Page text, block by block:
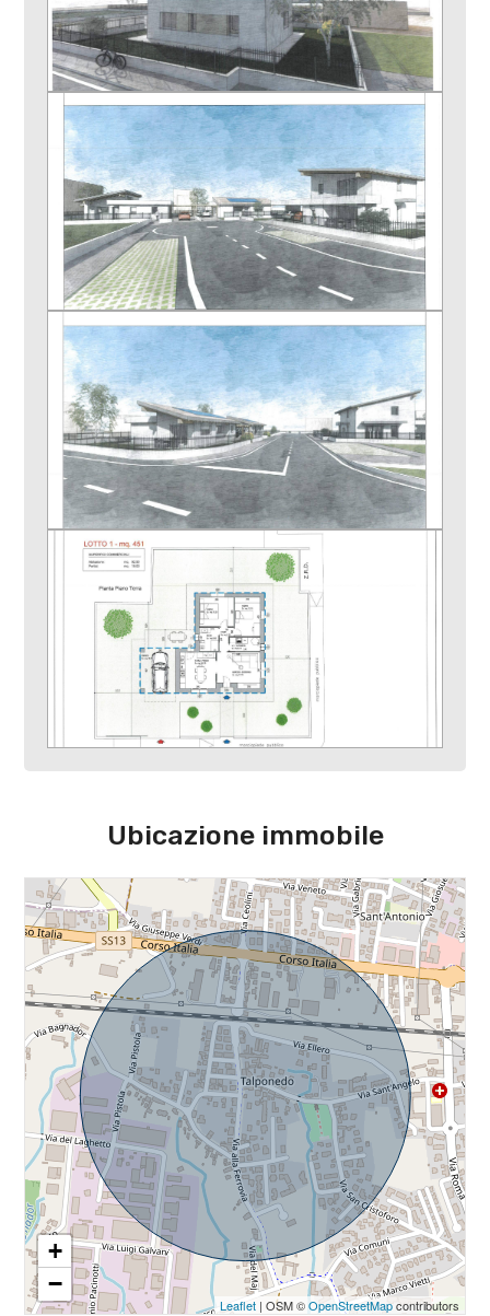
Predisposizione allarme
Cassetta di sicurezza
Persiane
Tapparelle
Ubicazione immobile
+
−
Leaflet | OSM ©OpenStreetMapcontributors
Posto auto/Box
Balcone/Terrazzo
Ascensore
Arredato
Nuova costruzione
Lusso